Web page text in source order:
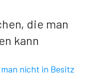
die man
kann